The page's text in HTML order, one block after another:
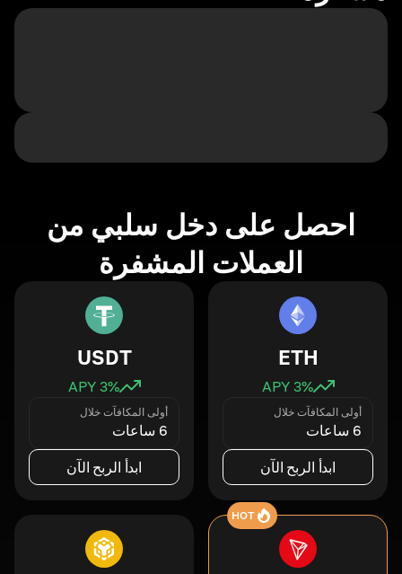
احصل على دخل سلبي من
العملات المشفرة
ETH
3% APY
أولى المكافآت خلال
6 ساعات
ابدأ الربح الآن
USDT
3% APY
أولى المكافآت خلال
6 ساعات
ابدأ الربح الآن
HOT